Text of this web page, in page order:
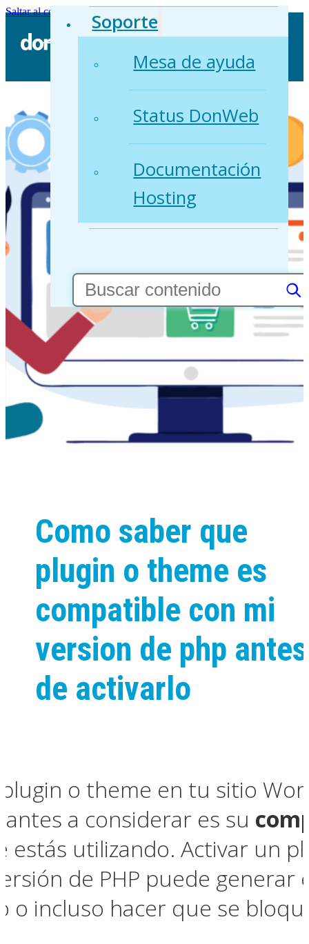
Saltar al contenido principalSoporte
Mesa de ayuda
Status DonWeb
Documentación
Hosting
Buscar
Como saber que
plugin o theme es
compatible con mi
version de php antes
de activarlo
o theme en tu sitio
a considerar es su
estás utilizando. Activar un
de PHP puede generar
o incluso hacer que se